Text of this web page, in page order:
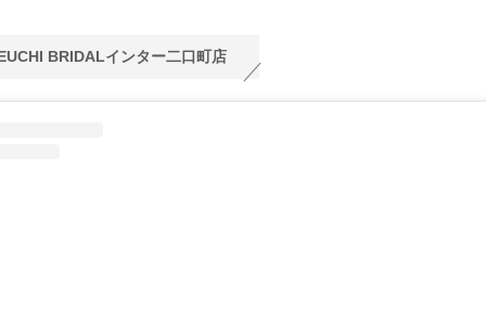
BRIDALインター二口町店